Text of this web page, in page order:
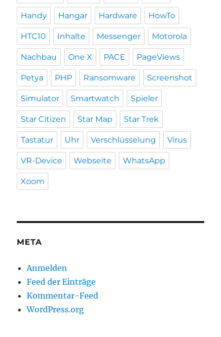
Handy Hangar Hardware HowTo
HTC10 Inhalte Messenger Motorola
Nachbau One X PACE PageViews
Petya PHP Ransomware Screenshot
Simulator Smartwatch Spieler
Star Citizen Star Map Star Trek
Tastatur Uhr Verschlüsselung Virus
VR-Device Webseite WhatsApp
Xoom
META
Anmelden
Feed der Einträge
Kommentar-Feed
WordPress.org